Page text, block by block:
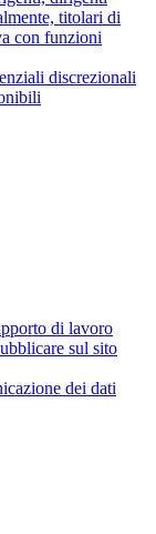
titolari di
con funzioni
discrezionali
di lavoro
sul sito
dei dati